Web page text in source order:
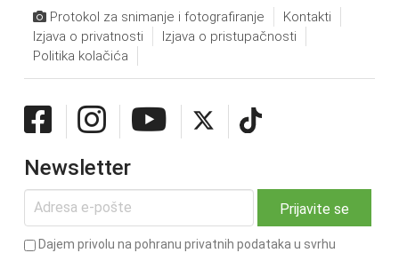
Protokol za snimanje i fotografiranje
Kontakti
Izjava o privatnosti
Izjava o pristupačnosti
Politika kolačića
Newsletter
Dajem privolu na pohranu privatnih podataka u svrhu